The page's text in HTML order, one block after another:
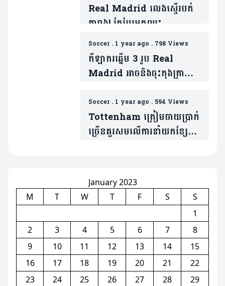
Real Madrid លេងស្ទើរបត់
តារាង! តែបែរមកឈ្នះ
បាល់ប៉េណាល់ទីរបស់ Mbappe
ទៅវិញ (មានវីដេអូ)
Soccer. 1 year ago . 798 Views
កីឡាករឆ្នើម 3 រូប Real
Madrid អាចនិងចុះកុងត្រា
មិនចំណាយប្រាក់( មាន3 វីដេអូ)
Soccer. 1 year ago . 594 Views
Tottenham ត្រៀមចាយប្រាក់
ច្រើនគួរសមលើការនាំយកខ្សែ
January 2023
M
T W T F S
S
1
2
3 4 5 6 7
8
9
10 11 12 13 14
15
16
17 18 19 20 21
22
23
24 25 26 27 28
29